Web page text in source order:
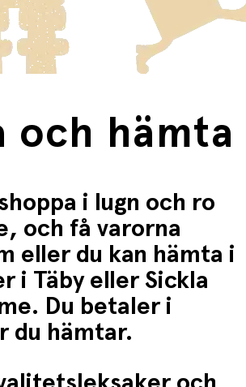
till fantasifull lek och
visas i kassan.
för mer än 1500:-
och hämta
i lugn och ro
och få varorna
eller du kan hämta i
i Täby eller Sickla
Du betaler i
du hämtar.